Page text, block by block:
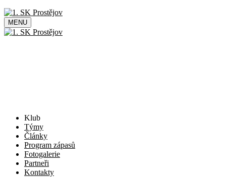
MENU
Klub
Týmy
Články
Program zápasů
Fotogalerie
Partneři
Kontakty